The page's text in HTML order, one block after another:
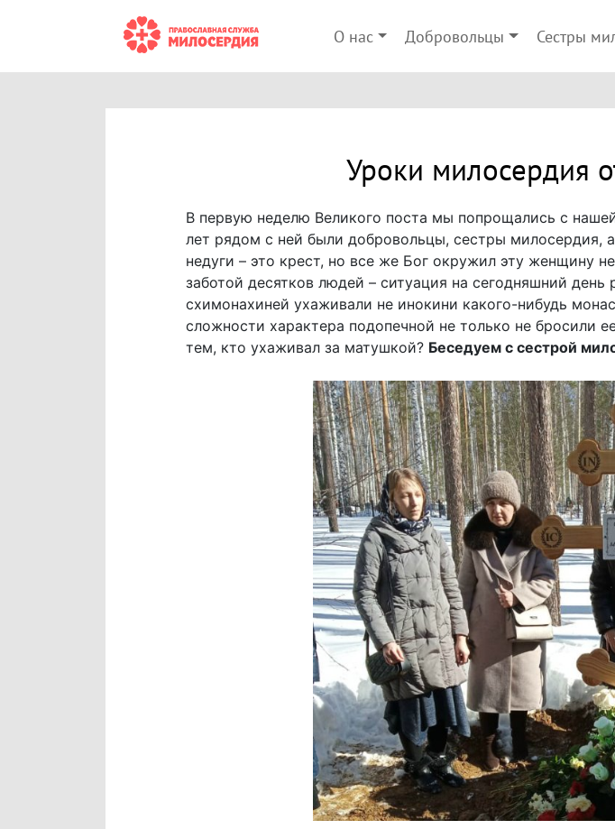
О нас Добровольцы Сестры
Уроки милосердия
В первую неделю Великого поста мы попрощались с
лет рядом с ней были добровольцы, сестры милосердия,
недуги – это крест, но все же Бог окружил эту женщину
заботой десятков людей – ситуация на сегодняшний
схимонахиней ухаживали не инокини какого-нибудь
сложности характера подопечной не только не бросили
тем, кто ухаживал за матушкой? Беседуем с сестрой